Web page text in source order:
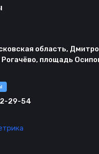
область,
Рогачёво, площадь
29-54